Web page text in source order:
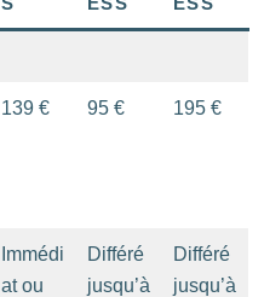
139 € 95 € 195 €
Immédi
at ou
Différé
jusqu’à
Différé
jusqu’à